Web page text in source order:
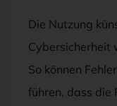
Die Nutzung
Cybersicherheit
So können
führen, dass die